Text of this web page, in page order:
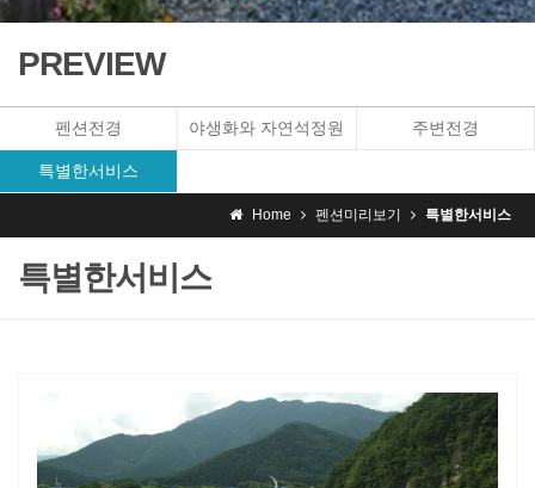
PREVIEW
펜션전경 야생화와 자연석정원 주변전경
특별한서비스
Home 펜션미리보기 특별한서비스
특별한서비스